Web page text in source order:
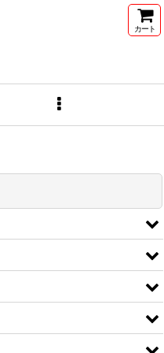
カート